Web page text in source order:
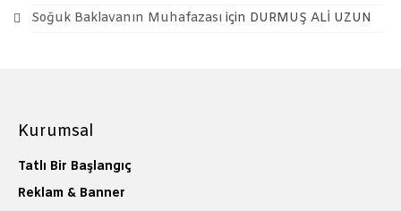
Soğuk Baklavanın Muhafazası için DURMUŞ ALİ UZUN
Kurumsal
Tatlı Bir Başlangıç
Reklam & Banner